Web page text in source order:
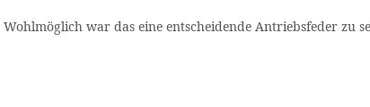
war das eine entscheidende Antriebsfeder zu